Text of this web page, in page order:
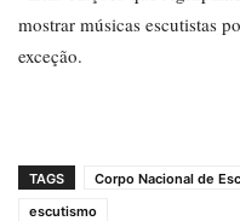
mostrar músicas escutistas
exceção.
TAGS Corpo Nacional de
escutismo